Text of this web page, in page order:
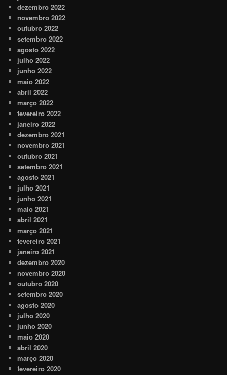
dezembro 2022
novembro 2022
outubro 2022
setembro 2022
agosto 2022
julho 2022
junho 2022
maio 2022
abril 2022
março 2022
fevereiro 2022
janeiro 2022
dezembro 2021
novembro 2021
outubro 2021
setembro 2021
agosto 2021
julho 2021
junho 2021
maio 2021
abril 2021
março 2021
fevereiro 2021
janeiro 2021
dezembro 2020
novembro 2020
outubro 2020
setembro 2020
agosto 2020
julho 2020
junho 2020
maio 2020
abril 2020
março 2020
fevereiro 2020